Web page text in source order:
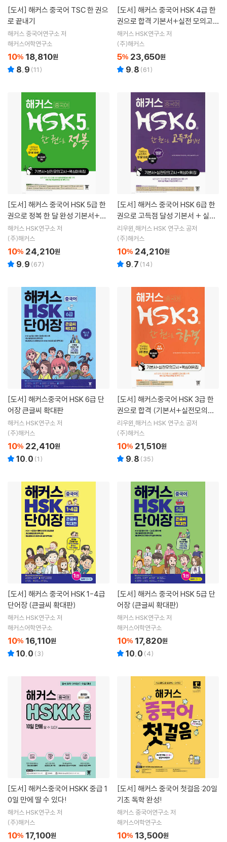
[도서]
로 끝내기
해커스 중국어연구소 저
해커스어학연구소
10% 18,810원
8.9 (11)
[도서]
권으로 합격 기본서+실전 모의고사
+핵심어휘집
해커스 HSK연구소 저
(주)해커스
5% 23,650원
9.8 (61)
[도서]
권으로 정복 한 달 완성 기본서+실
전 모의고사+핵심 어휘집
해커스 HSK연구소 저
(주)해커스
10% 24,210원
9.9 (67)
[도서]
권으로 고득점 달성 기본서 + 실전
모의고사 + 핵심어휘집
리우윈,해커스 HSK 연구소 공저
(주)해커스
10% 24,210원
9.7 (14)
[도서]
어장 큰글씨 확대판
해커스 HSK연구소 저
(주)해커스
10% 22,410원
10.0 (1)
[도서]
권으로 합격 (기본서+실전모의고
사+핵심어휘집)
리우윈,해커스 HSK 연구소 공저
(주)해커스
10% 21,510원
9.8 (35)
[도서]
단어장 (큰글씨 확대판)
해커스 HSK연구소 저
해커스어학연구소
10% 16,110원
10.0 (3)
[도서]
어장 (큰글씨 확대판)
해커스 HSK연구소 저
해커스어학연구소
10% 17,820원
10.0 (4)
[도서]
0일 만에 딸 수 있다!
해커스 HSK연구소 저
(주)해커스
10% 17,100원
[도서]
기초 독학 완성!
해커스 중국어연구소 저
해커스어학연구소
10% 13,500원